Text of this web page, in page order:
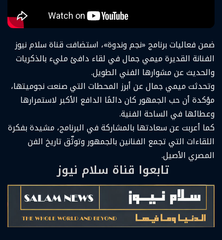
ضمن فعاليات برنامج «نجم وندوة»، استضافت قناة سلام نيوز
الفنانة القديرة ميمي جمال في لقاء دافئ مليء بالذكريات
والحديث عن مشوارها الفني الطويل.
وتحدثت ميمي جمال عن أبرز المحطات التي صنعت نجوميتها،
مؤكدة أن حب الجمهور كان دائمًا الدافع الأكبر لاستمرارها
وعطائها في الساحة الفنية.
كما أعربت عن سعادتها بالمشاركة في البرنامج، مشيدة بفكرة
اللقاءات التي تجمع الفنانين بالجمهور وتوثّق تاريخ الفن
المصري الأصيل.
تابعوا قناة سلام نيوز